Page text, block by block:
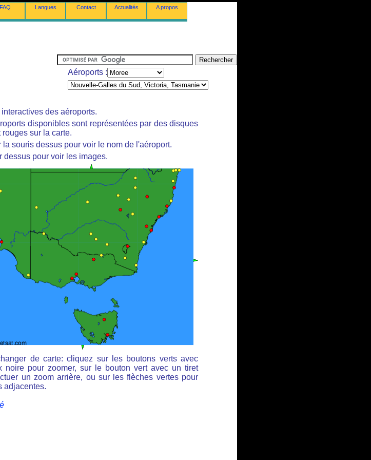
FAQ Langues Contact Actualités A propos
Aéroports :
des aéroports.
disponibles sont représentées par des disques
rouges sur la carte.
la souris dessus pour voir le nom de l'aéroport.
dessus pour voir les images.
de carte: cliquez sur les boutons verts avec
noire pour zoomer, sur le bouton vert avec un tiret
un zoom arrière, ou sur les flèches vertes pour
adjacentes.